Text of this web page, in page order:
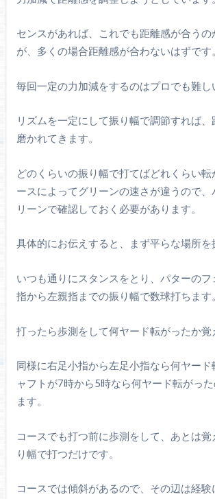
センスがあれば、これでも距離感が合うの
が、多くの場合距離感が合わないはずです。
毎回一定の力加減をするのはプロでも難し
リズムを一定にして振り幅で調節すれば、
磨かれてきます。
どのくらいの振り幅で打てばどれくらい転
ースによってグリーンの速さが違うので
リーンで確認しておく必要があります。
具体的にお伝えすると、まず平らな場所を
いつも通りにスタンスをとり、パターのフ
指から左親指までの振り幅で数球打ちます。
打ったら歩測をして何ヤード転がったか覚
同様に右足小指から左足小指なら何ヤード
ャフトが7時から5時なら何ヤード転がっ
ます。
コースでも打つ前に歩測をして、あとは
り幅で打つだけです。
コースでは傾斜があるので、その辺は経